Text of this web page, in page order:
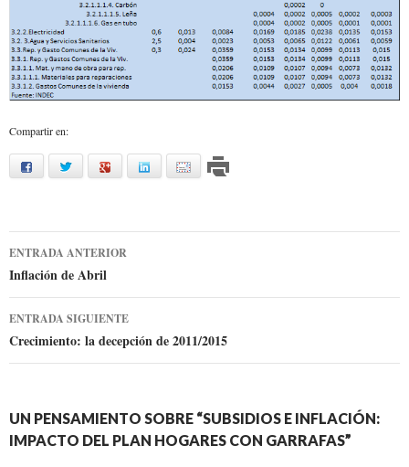
facebook twitter google linkedin
Compartir en:
Ir
a
la
entrada
ENTRADA ANTERIOR
Inflación de Abril
ENTRADA SIGUIENTE
Crecimiento: la decepción de 2011/2015
UN PENSAMIENTO SOBRE “SUBSIDIOS E INFLACIÓN:
IMPACTO DEL PLAN HOGARES CON GARRAFAS”